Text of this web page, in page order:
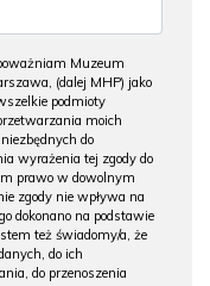
Muzeum
(dalej MHP) jako
podmioty
moich
do
wyrażenia tej zgody do
prawo w dowolnym
zgody nie wpływa na
dokonano na podstawie
też świadomy/a, że
do ich
do przenoszenia